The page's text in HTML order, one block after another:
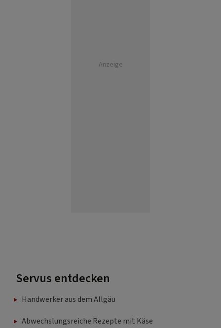
Anzeige
Servus entdecken
Handwerker aus dem Allgäu
Abwechslungsreiche Rezepte mit Käse